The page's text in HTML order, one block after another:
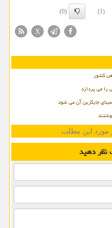
(1)
(0)
X
کشور
را می پردازد
جایگزین آن می شود
مورد این مطلب
نظر دهید